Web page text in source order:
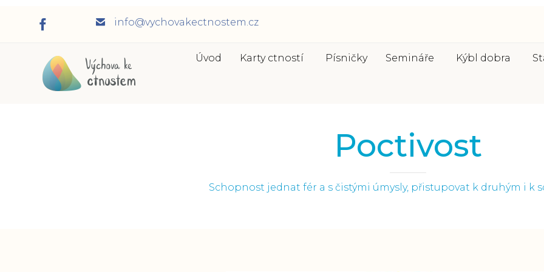
info@vychovakectnostem.cz
Úvod Karty ctností Písničky Semináře Kýbl dobra
Poctivost
Schopnost jednat fér a s čistými úmysly, přistupovat k druhým i k